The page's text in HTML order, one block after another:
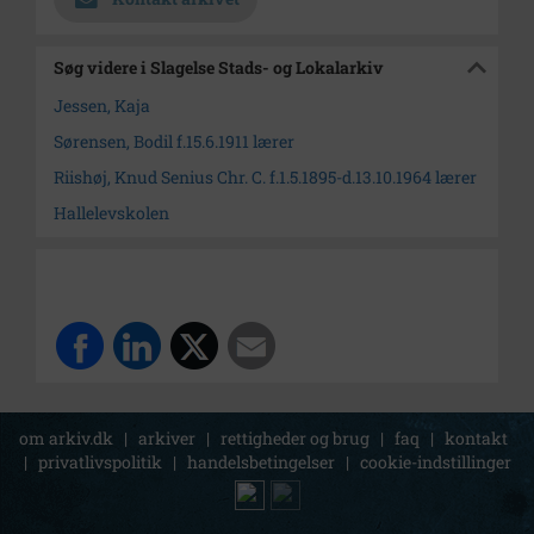
Søg videre i Slagelse Stads- og Lokalarkiv
Jessen, Kaja
Sørensen, Bodil f.15.6.1911 lærer
Riishøj, Knud Senius Chr. C. f.1.5.1895-d.13.10.1964 lærer
Hallelevskolen
om arkiv.dk | arkiver | rettigheder og brug | faq | kontakt
| privatlivspolitik | handelsbetingelser | cookie-indstillinger